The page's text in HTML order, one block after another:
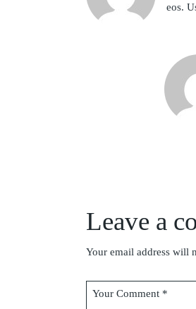
eos.
Leave a
Your email address will